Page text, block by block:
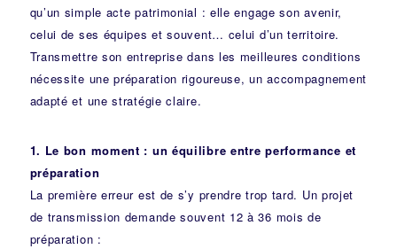
qu’un simple acte patrimonial : elle engage son avenir,
celui de ses équipes et souvent… celui d’un territoire.
Transmettre son entreprise dans les meilleures conditions
nécessite une préparation rigoureuse, un accompagnement
adapté et une stratégie claire.
1. Le bon moment : un équilibre entre performance et
préparation
La première erreur est de s’y prendre trop tard. Un projet
de transmission demande souvent 12 à 36 mois de
préparation :